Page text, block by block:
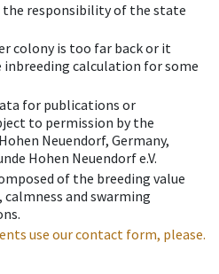
the responsibility of the state
colony is too far back or it
calculation for some
for publications or
to permission by the
Neuendorf, Germany,
Hohen Neuendorf e.V.
of the breeding value
and swarming
use our contact form, please.